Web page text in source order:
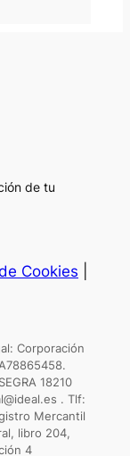
de tu
Cookies
Corporación
18210
. Tlf:
Mercantil
libro 204,
4